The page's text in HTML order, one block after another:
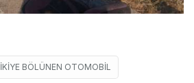
İKIYE BÖLÜNEN OTOMOBIL